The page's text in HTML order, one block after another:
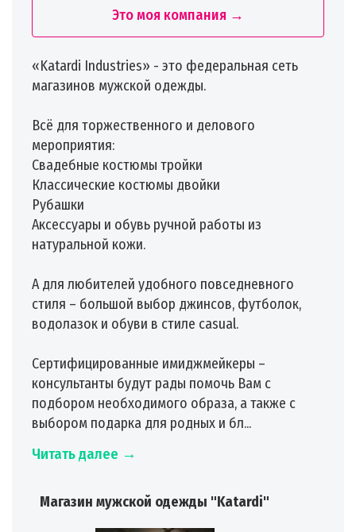
Это моя компания →
«Katardi Industries» - это федеральная сеть
магазинов мужской одежды.
Всё для торжественного и делового
мероприятия:
Свадебные костюмы тройки
Классические костюмы двойки
Рубашки
Аксессуары и обувь ручной работы из
натуральной кожи.
А для любителей удобного повседневного
стиля – большой выбор джинсов, футболок,
водолазок и обуви в стиле casual.
Сертифицированные имиджмейкеры –
консультанты будут рады помочь Вам с
подбором необходимого образа, а также с
выбором подарка для родных и бл...
Читать далее →
Магазин мужской одежды "Katardi"